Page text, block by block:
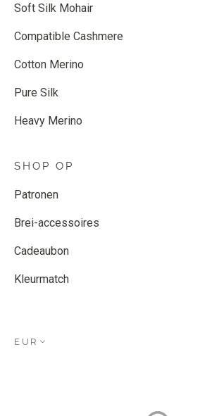
Soft Silk Mohair
Compatible Cashmere
Cotton Merino
Pure Silk
Heavy Merino
SHOP OP
Patronen
Brei-accessoires
Cadeaubon
Kleurmatch
EUR